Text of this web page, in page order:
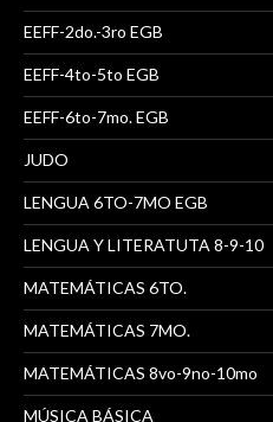
EEFF-2do.-3ro EGB
EEFF-4to-5to EGB
EEFF-6to-7mo. EGB
JUDO
LENGUA 6TO-7MO EGB
LENGUA Y LITERATUTA 8-9-10
MATEMÁTICAS 6TO.
MATEMÁTICAS 7MO.
MATEMÁTICAS 8vo-9no-10mo
MÚSICA BÁSICA